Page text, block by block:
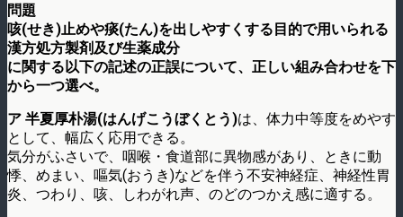
問題
咳(せき)止めや痰(たん)を出しやすくする目的で用いられる
漢方処方製剤及び生薬成分
に関する以下の記述の正誤について、正しい組み合わせを下
から一つ選べ。
ア 半夏厚朴湯(はんげこうぼくとう)は、体力中等度をめやす
として、幅広く応用できる。
気分がふさいで、咽喉・食道部に異物感があり、ときに動
悸、めまい、嘔気(おうき)などを伴う不安神経症、神経性胃
炎、つわり、咳、しわがれ声、のどのつかえ感に適する。